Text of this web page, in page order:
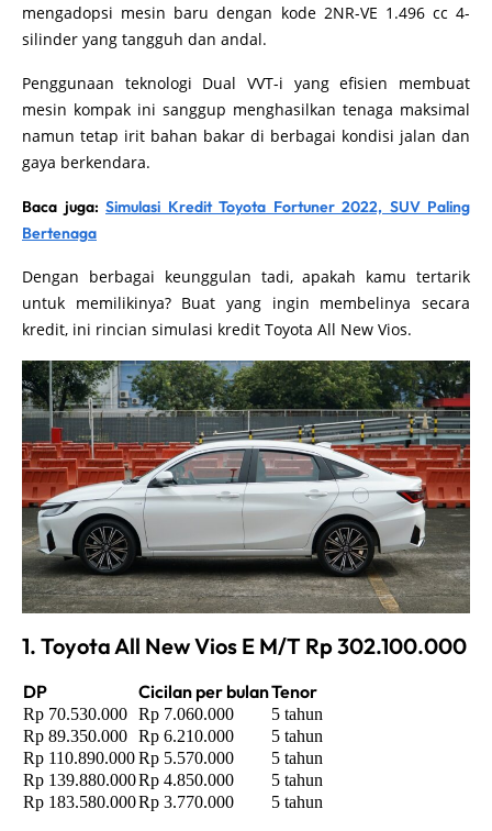
mengadopsi mesin baru dengan kode 2NR-VE 1.496 cc 4-
silinder yang tangguh dan andal.
Penggunaan teknologi Dual VVT-i yang efisien membuat
mesin kompak ini sanggup menghasilkan tenaga maksimal
namun tetap irit bahan bakar di berbagai kondisi jalan dan
gaya berkendara.
Baca juga: Simulasi Kredit Toyota Fortuner 2022, SUV Paling
Bertenaga
Dengan berbagai keunggulan tadi, apakah kamu tertarik
untuk memilikinya? Buat yang ingin membelinya secara
kredit, ini rincian simulasi kredit Toyota All New Vios.
1. Toyota All New Vios E M/T Rp 302.100.000
DP Cicilan per bulanTenor
Rp 70.530.000 Rp 7.060.000
5 tahun
Rp 89.350.000 Rp 6.210.000
5 tahun
Rp 110.890.000Rp 5.570.000
5 tahun
Rp 139.880.000Rp 4.850.000
5 tahun
Rp 183.580.000Rp 3.770.000 5 tahun